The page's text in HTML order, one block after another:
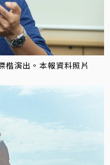
楷演出。本報資料照片